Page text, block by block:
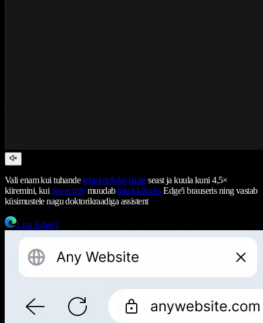
Vali enam kui tuhandetehisintellekti hääleseast ja kuula kuni 4,5×
kiiremini, kui Speechifymuudabteksti kõneksEdge'i brauseris ning vastab
küsimustele nagu doktorikraadiga assistent
Lisa Edge'i